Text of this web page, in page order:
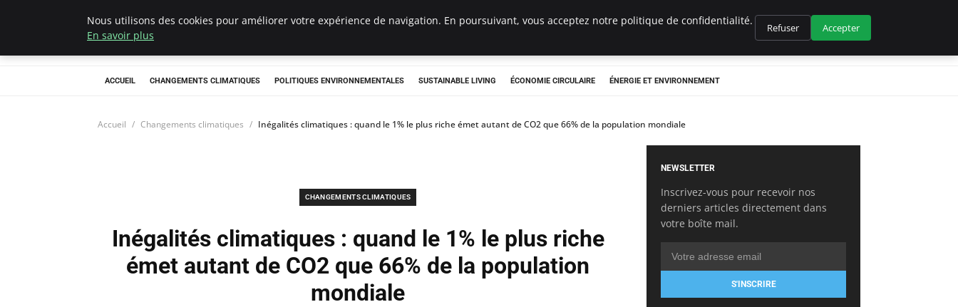
Climategatecountryclub.com
ACCUEIL CHANGEMENTS CLIMATIQUES POLITIQUES ENVIRONNEMENTALES SUSTAINABLE LIVING ÉCONOMIE CIRCULAIRE ÉNERGIE ET ENVIRONNEMENT
Accueil Changements climatiques Inégalités climatiques : quand le 1% le plus riche émet autant de CO2 que 66% de la population mondiale
CHANGEMENTS CLIMATIQUES
Inégalités climatiques : quand le 1% le plus riche
émet autant de CO2 que 66% de la population
mondiale
NEWSLETTER
Inscrivez-vous pour recevoir nos
derniers articles directement dans
votre boîte mail.
S'INSCRIRE
Nous utilisons des cookies pour améliorer votre expérience de navigation. En poursuivant, vous acceptez notre politique de confidentialité.
En savoir plus
Refuser Accepter